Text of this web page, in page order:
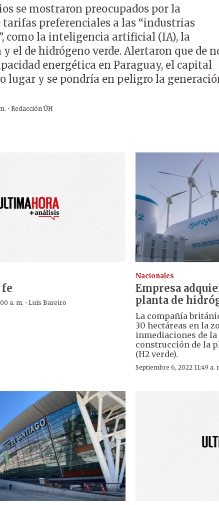
se mostraron preocupados por la
tarifas preferenciales a las “industrias
como la inteligencia artificial (IA), la
el de hidrógeno verde. Alertaron que de
energética en Paraguay, el capital
lugar y se pondría en peligro la
· Redacción ÚH
fe
a. m. · Luis Bareiro
Nacionales
Empresa
planta de
La compañía
30 hectáreas en la
inmediaciones de
construcción de la
(H2 verde).
Septiembre 6, 2022 11:49 a.